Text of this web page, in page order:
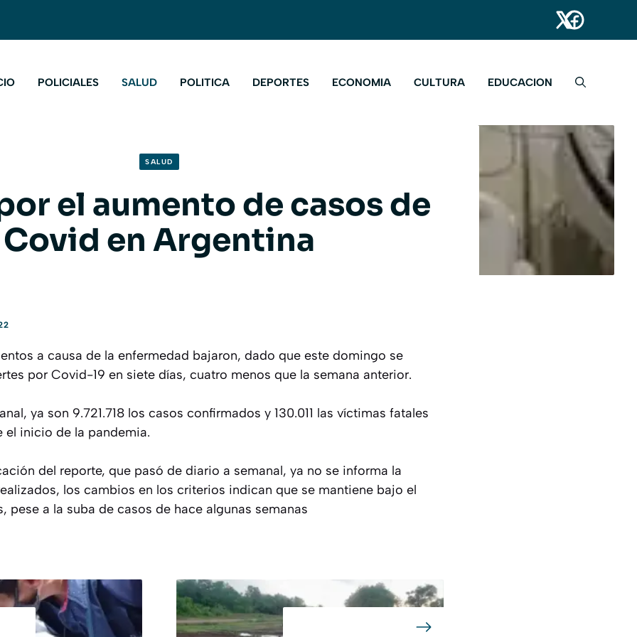
POLICIALES SALUD POLITICA DEPORTES ECONOMIA CULTURA EDUCACION
SALUD
el aumento de casos de
Covid en Argentina
a causa de la enfermedad bajaron, dado que este domingo se
por Covid-19 en siete días, cuatro menos que la semana anterior.
ya son 9.721.718 los casos confirmados y 130.011 las víctimas fatales
el inicio de la pandemia.
del reporte, que pasó de diario a semanal, ya no se informa la
los cambios en los criterios indican que se mantiene bajo el
pese a la suba de casos de hace algunas semanas